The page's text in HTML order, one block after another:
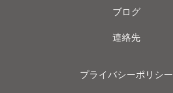
ブログ
連絡先
プライバシーポリシー